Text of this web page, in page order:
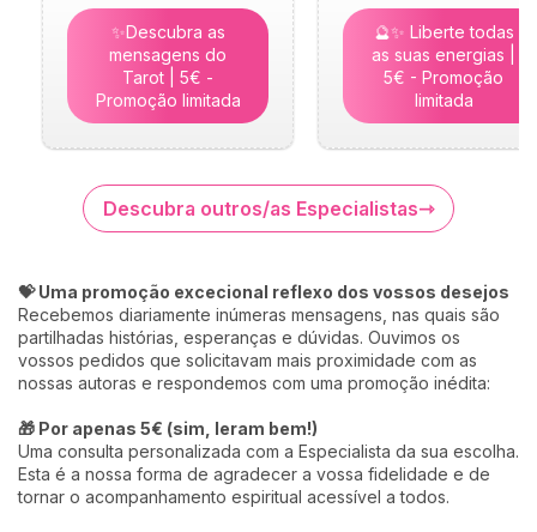
✨Descubra as
mensagens do
Tarot | 5€ -
Promoção limitada
🔮✨ Liberte todas
as suas energias |
5€ - Promoção
limitada
Descubra outros/as Especialistas
💝 Uma promoção excecional reflexo dos vossos desejos
Recebemos diariamente inúmeras mensagens, nas quais são
partilhadas histórias, esperanças e dúvidas. Ouvimos os
vossos pedidos que solicitavam mais proximidade com as
nossas autoras e respondemos com uma promoção inédita:
🎁 Por apenas 5€ (sim, leram bem!)
Uma consulta personalizada com a Especialista da sua escolha.
Esta é a nossa forma de agradecer a vossa fidelidade e de
tornar o acompanhamento espiritual acessível a todos.